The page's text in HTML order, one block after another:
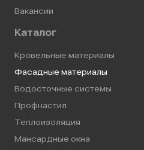
Вакансии
Каталог
Кровельные материалы
Фасадные материалы
Водосточные системы
Профнастил
Теплоизоляция
Мансардные окна